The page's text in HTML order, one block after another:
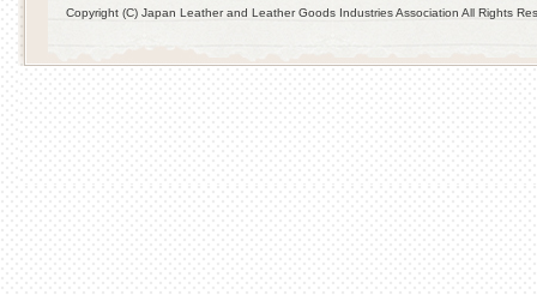
Copyright (C) Japan Leather and Leather Goods Industries Association All Rights